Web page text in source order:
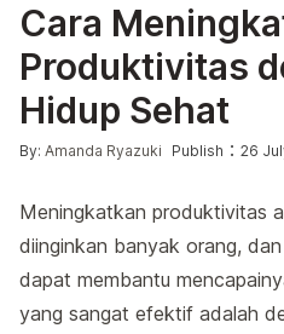
Cara
Produktivitas
Hidup Sehat
Posted by
By: Amanda Ryazuki Publish : 26
Meningkatkan produktivitas
diinginkan banyak orang,
dapat membantu
yang sangat efektif adalah